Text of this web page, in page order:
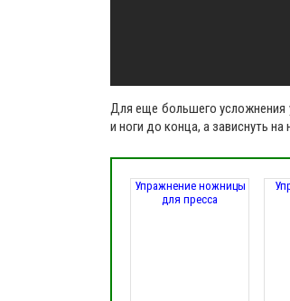
Для еще большего усложнения
и ноги до конца, а зависнуть
Упражнение ножницы
для пресса